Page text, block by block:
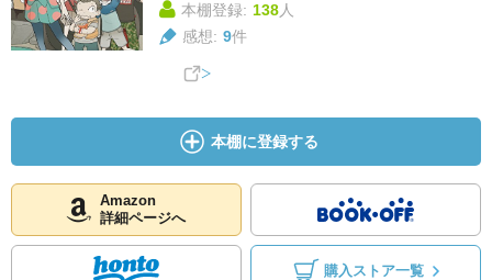
本棚登録: 138人
感想: 9件
本棚に登録する
Amazon
詳細ページへ
購入ストア一覧